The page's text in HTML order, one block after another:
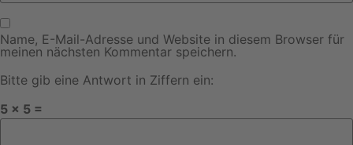
Name, E-Mail-Adresse und Website in diesem Browser für
meinen nächsten Kommentar speichern.
Bitte gib eine Antwort in Ziffern ein:
5 × 5 =